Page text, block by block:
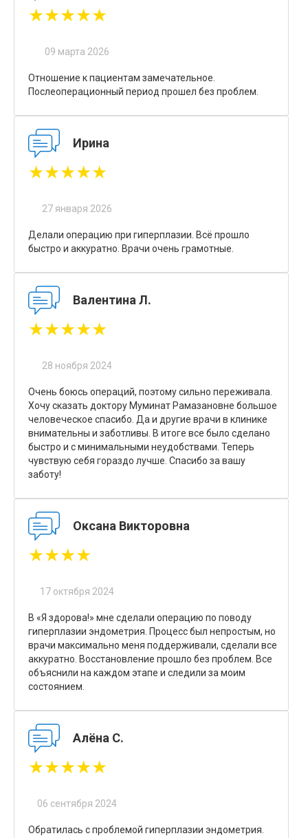
★★★★★
09 марта 2026
Отношение к пациентам замечательное.
Послеоперационный период прошел без проблем.
Ирина
★★★★★
27 января 2026
Делали операцию при гиперплазии. Всё прошло
быстро и аккуратно. Врачи очень грамотные.
Валентина Л.
★★★★★
28 ноября 2024
Очень боюсь операций, поэтому сильно переживала.
Хочу сказать доктору Муминат Рамазановне большое
человеческое спасибо. Да и другие врачи в клинике
внимательны и заботливы. В итоге все было сделано
быстро и с минимальными неудобствами. Теперь
чувствую себя гораздо лучше. Спасибо за вашу
заботу!
Оксана Викторовна
★★★★
17 октября 2024
В «Я здорова!» мне сделали операцию по поводу
гиперплазии эндометрия. Процесс был непростым, но
врачи максимально меня поддерживали, сделали все
аккуратно. Восстановление прошло без проблем. Все
объяснили на каждом этапе и следили за моим
состоянием.
Алёна С.
★★★★★
06 сентября 2024
Обратилась с проблемой гиперплазии эндометрия.